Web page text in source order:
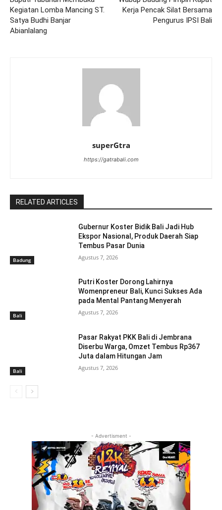
Kegiatan Lomba Mancing ST.
Satya Budhi Banjar
Abianlalang
Kerja Pencak Silat Bersama
Pengurus IPSI Bali
superGtra
https://gatrabali.com
RELATED ARTICLES
Badung
Gubernur Koster Bidik Bali Jadi Hub
Ekspor Nasional, Produk Daerah Siap
Tembus Pasar Dunia
Agustus 7, 2026
Bali
Putri Koster Dorong Lahirnya
Womenpreneur Bali, Kunci Sukses Ada
pada Mental Pantang Menyerah
Agustus 7, 2026
Bali
Pasar Rakyat PKK Bali di Jembrana
Diserbu Warga, Omzet Tembus Rp367
Juta dalam Hitungan Jam
Agustus 7, 2026
- Advertisment -